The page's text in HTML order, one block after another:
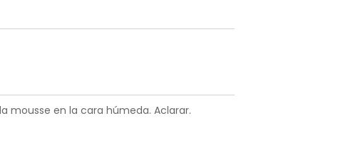
mousse en la cara húmeda. Aclarar.